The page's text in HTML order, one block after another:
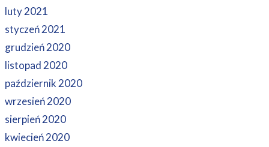
luty 2021
styczeń 2021
grudzień 2020
listopad 2020
październik 2020
wrzesień 2020
sierpień 2020
kwiecień 2020